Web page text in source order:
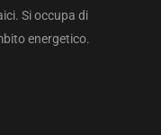
Si occupa di
energetico.